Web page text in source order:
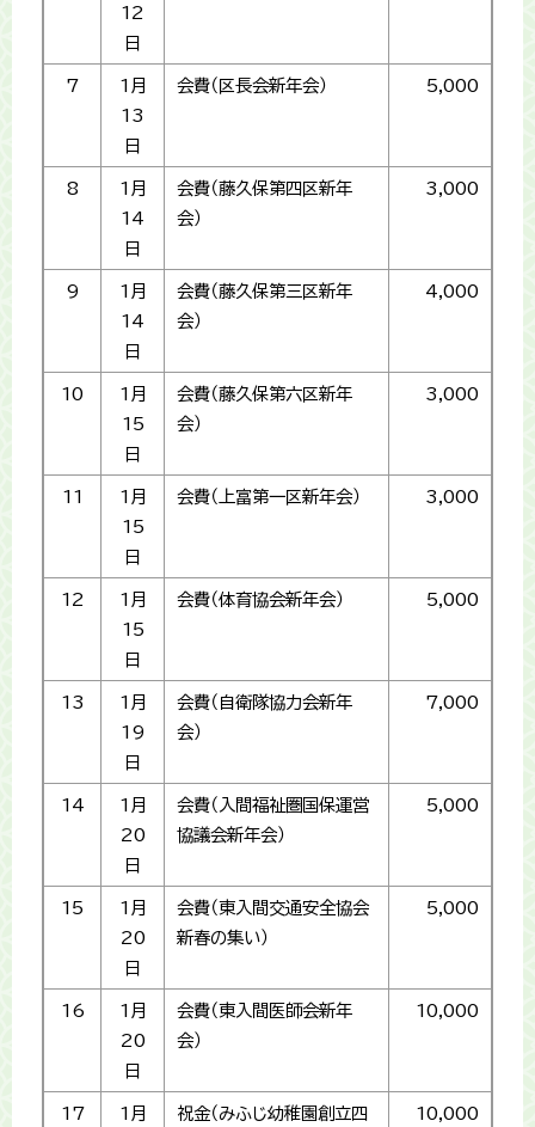
12
日
7
1月
13
日
会費（区長会新年会） 5,000
8
1月
14
日
会費（藤久保第四区新年
会）
3,000
9
1月
14
日
会費（藤久保第三区新年
会）
4,000
10
1月
15
日
会費（藤久保第六区新年
会）
3,000
11
1月
15
日
会費（上富第一区新年会） 3,000
12
1月
15
日
会費（体育協会新年会） 5,000
13
1月
19
日
会費（自衛隊協力会新年
会）
7,000
14
1月
20
日
会費（入間福祉圏国保運営
協議会新年会）
5,000
15
1月
20
日
会費（東入間交通安全協会
新春の集い）
5,000
16
1月
20
日
会費（東入間医師会新年
会）
10,000
17
1月
祝金（みふじ幼稚園創立四
10,000